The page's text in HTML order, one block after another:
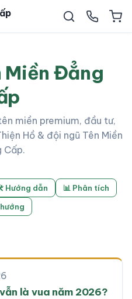
Miền Đẳng
miền premium, đầu tư,
Hồ & đội ngũ Tên Miền
Cấp.
Hướng dẫn
📊 Phân tích
là vua năm 2026?